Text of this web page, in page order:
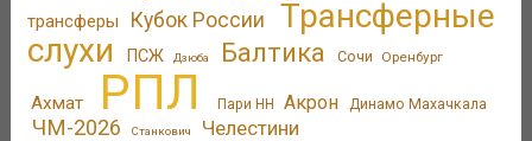
трансферы
Кубок России
Трансферные
слухи
ПСЖ Дзюба Балтика Сочи Оренбург
Ахмат РПЛ Пари НН Акрон Динамо Махачкала
ЧМ-2026 Станкович Челестини